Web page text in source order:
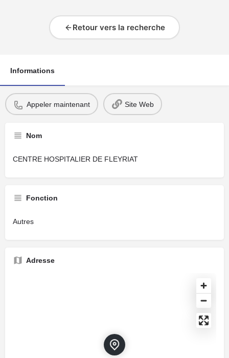
Retour vers la recherche
Informations
Appeler maintenant Site Web
Nom
CENTRE HOSPITALIER DE FLEYRIAT
Fonction
Autres
Adresse